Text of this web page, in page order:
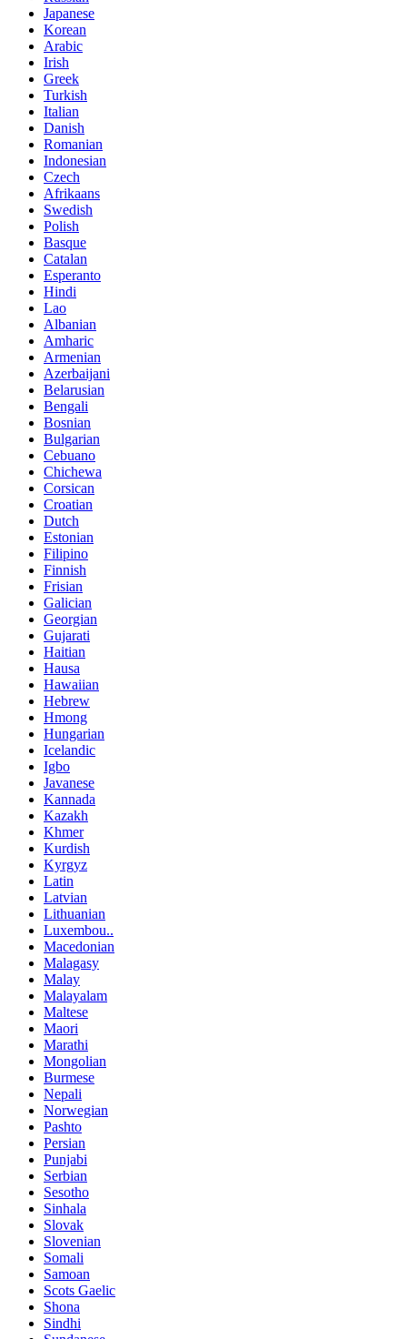
Japanese
Korean
Arabic
Irish
Greek
Turkish
Italian
Danish
Romanian
Indonesian
Czech
Afrikaans
Swedish
Polish
Basque
Catalan
Esperanto
Hindi
Lao
Albanian
Amharic
Armenian
Azerbaijani
Belarusian
Bengali
Bosnian
Bulgarian
Cebuano
Chichewa
Corsican
Croatian
Dutch
Estonian
Filipino
Finnish
Frisian
Galician
Georgian
Gujarati
Haitian
Hausa
Hawaiian
Hebrew
Hmong
Hungarian
Icelandic
Igbo
Javanese
Kannada
Kazakh
Khmer
Kurdish
Kyrgyz
Latin
Latvian
Lithuanian
Luxembou..
Macedonian
Malagasy
Malay
Malayalam
Maltese
Maori
Marathi
Mongolian
Burmese
Nepali
Norwegian
Pashto
Persian
Punjabi
Serbian
Sesotho
Sinhala
Slovak
Slovenian
Somali
Samoan
Scots Gaelic
Shona
Sindhi